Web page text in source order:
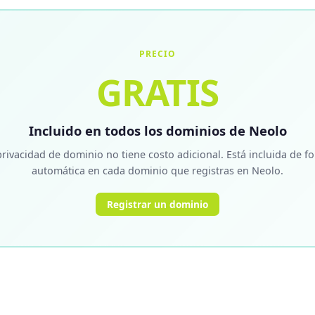
PRECIO
GRATIS
Incluido en todos los dominios de Neolo
de dominio no tiene costo adicional. Está incluida de
automática en cada dominio que registras en Neolo.
Registrar un dominio